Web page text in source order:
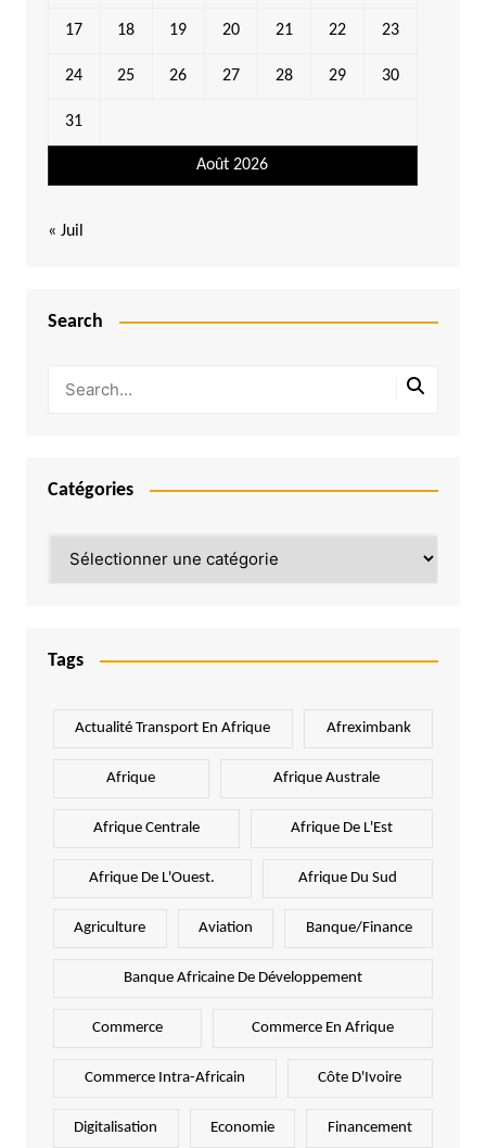
Août 2026
17 18 19 20 21 22 23
24 25 26 27 28 29 30
31
« Juil
Search
Catégories
Tags
Actualité Transport En Afrique Afreximbank
Afrique Afrique Australe
Afrique Centrale Afrique De L'Est
Afrique De L'Ouest. Afrique Du Sud
Agriculture Aviation Banque/Finance
Banque Africaine De Développement
Commerce Commerce En Afrique
Commerce Intra-Africain Côte D'Ivoire
Digitalisation Economie Financement